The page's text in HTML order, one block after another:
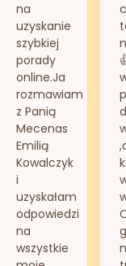
na
uzyskanie
szybkiej
porady
online.Ja
rozmawiam
z Panią
Mecenas
Emilią
Kowalczyk
i
uzyskałam
odpowiedzi
na
wszystkie